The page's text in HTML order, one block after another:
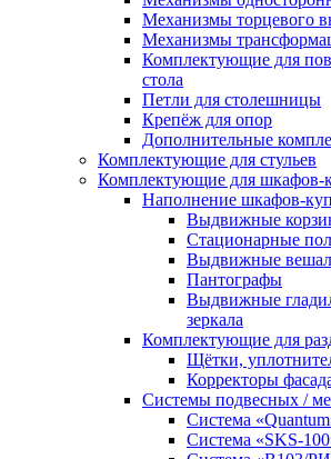
Механизмы торцевого
Механизмы
Комплектующие для
стола
Петли для столешницы
Крепёж для опор
Дополнительные
Комплектующие для стульев
Комплектующие для шкафов-
Наполнение шкафов-
Выдвижные
Стационарные
Выдвижные
Пантографы
Выдвижные
зеркала
Комплектующие для
Щётки,
Корректоры
Системы подвесных /
Система
Система «SKS-